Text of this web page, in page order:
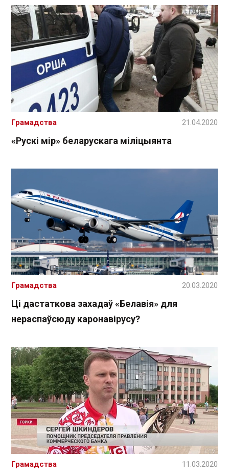
«Рускі мір» беларускага міліцыянта
Грамадства 21.04.2020
Ці дастаткова захадаў «Белавія» для
нераспаўсюду каронавірусу?
Грамадства 20.03.2020
Грамадства 11.03.2020